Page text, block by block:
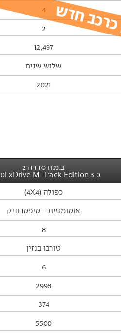
חדש 4
2
12,497
שלוש שנים
2021
ב.מ.וו סדרה 2
3.0 M240i xDrive M-Track Edition
כפולה (4X4)
אוטומטית - טיפטרוניק
8
טורבו בנזין
6
2998
374
5500